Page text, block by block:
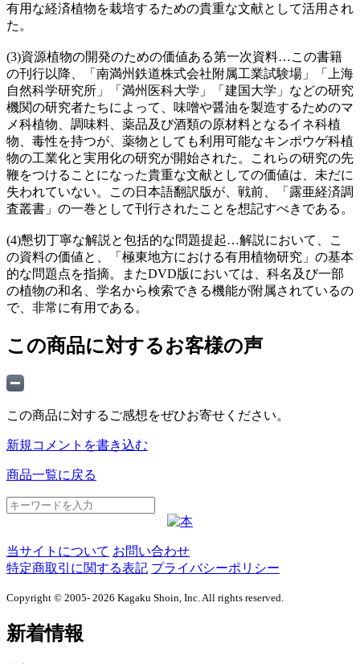
有用な経済植物を栽培するための貴重な文献として活用され
た。
(3)資源植物の開発のための価値ある第一次資料…この書籍
の刊行以降、「南満州鉄道株式会社附属工業試験場」「上海
自然科学研究所」「満州医科大学」「建国大学」などの研究
機関の研究者たちによって、味噌や醤油を製造するためのマ
メ科植物、調味料、薬品及び酒類の原材料となるイネ科植
物、毒性を持つが、薬物としても利用可能なキンポウゲ科植
物の工業化と実用化の研究が開始された。これらの研究の先
鞭をつけることになった貴重な文献としての価値は、未だに
失われていない。この日本語翻訳版が、戦前、「露亜経済調
査叢書」の一巻として刊行されたことを想記すべきである。
(4)懇切丁寧な解説と包括的な問題提起…解説において、こ
の資料の価値と、「極東地方における有用植物研究」の基本
的な問題点を指摘。またDVD版においては、科名及び一部
の植物の和名、学名から検索できる機能が附属されているの
で、非常に有用である。
この商品に対するお客様の声
この商品に対するご感想をぜひお寄せください。
新規コメントを書き込む
商品一覧に戻る
当サイトについて お問い合わせ
特定商取引に関する表記 プライバシーポリシー
Copyright © 2005- 2026 Kagaku Shoin, Inc. All rights reserved.
新着情報